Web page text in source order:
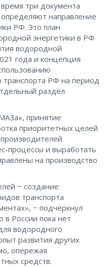
три документа
определяют направление
РФ. Это план
энергетики в РФ
водородной
года и концепция
транспорта РФ на период
раздел
принятие
приоритетных целей
процессы и выработать
на производство
− создание
транспорта
− подчеркнул
в России пока нет
водородного
развития других
опережая
средств.